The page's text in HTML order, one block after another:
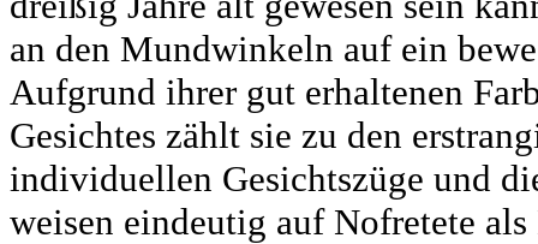
an den Mundwinkeln auf ein
Aufgrund ihrer gut erhaltenen
Gesichtes zählt sie zu den
individuellen Gesichtszüge und
weisen eindeutig auf Nofretete